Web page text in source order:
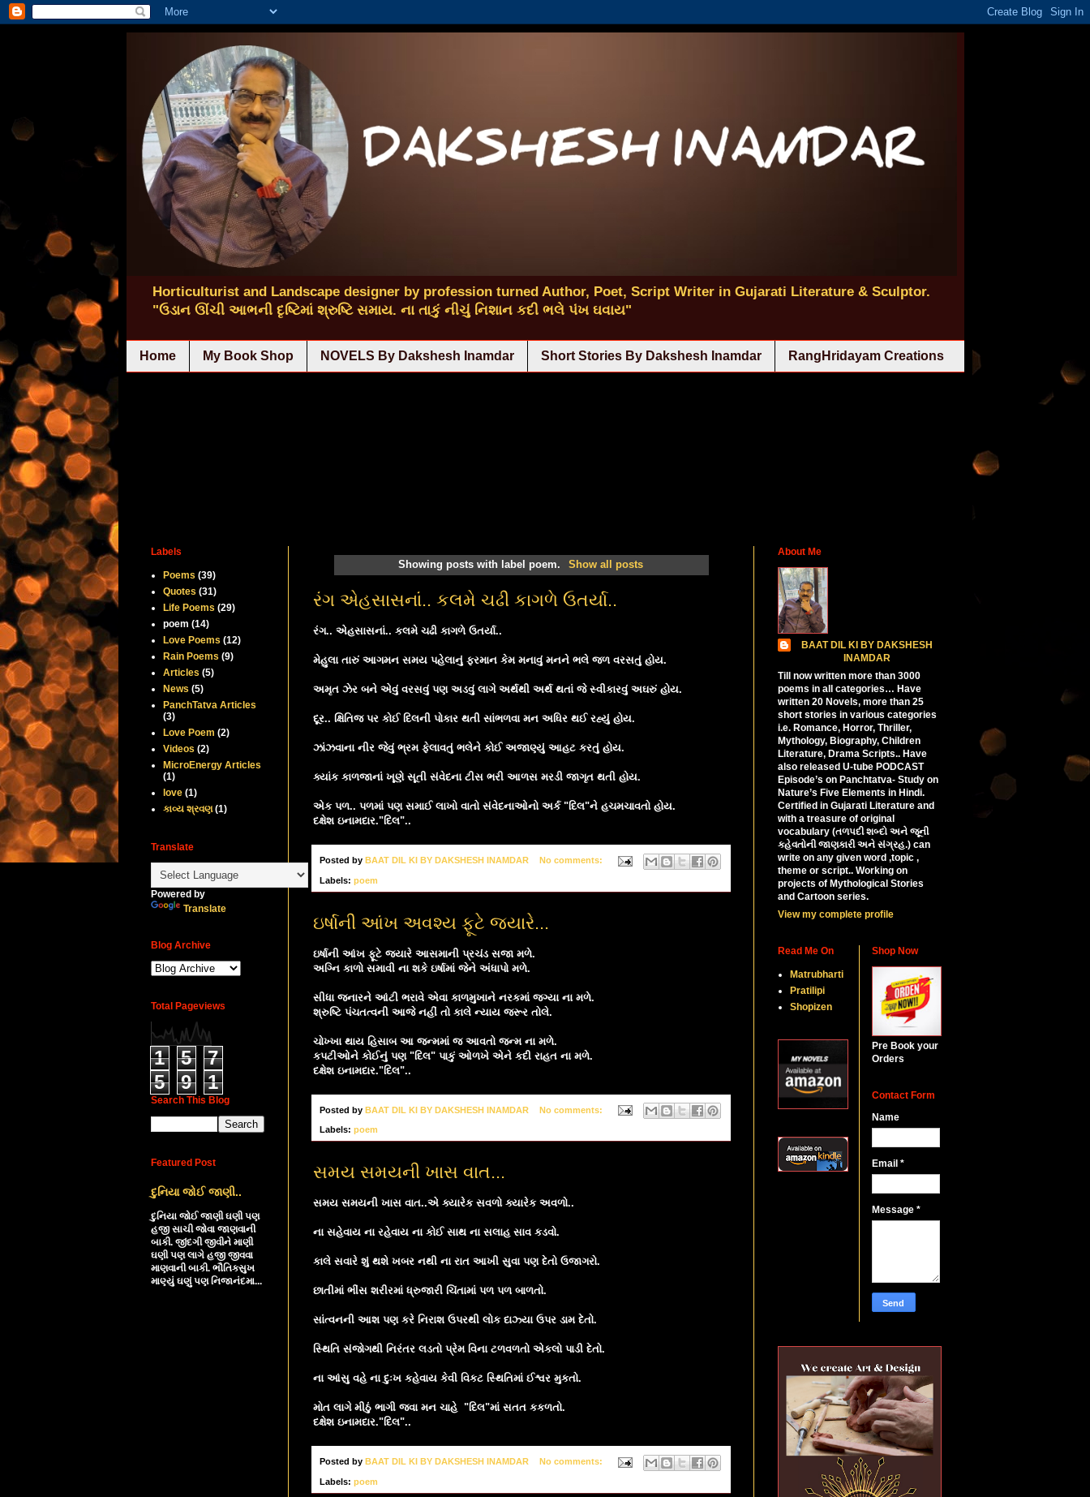
Horticulturist and Landscape designer by profession turned Author, Poet, Script Writer in Gujarati Literature & Sculptor.
"ઉડાન ઊંચી આભની દૃષ્ટિમાં શ્રુષ્ટિ સમાય. ના તાકું નીચું નિશાન કદી ભલે પંખ ઘવાય"
Home My Book Shop NOVELS By Dakshesh Inamdar Short Stories By Dakshesh Inamdar RangHridayam Creations
Showing posts with label poem. Show all posts
રંગ એહસાસનાં.. કલમે ચઢી કાગળે ઉતર્યા..
રંગ.. એહસાસનાં.. કલમે ચઢી કાગળે ઉતર્યા..
મેહુલા તારું આગમન સમય પહેલાનું ફરમાન કેમ મનાવું મનને ભલે જળ વરસતું હોય.
અમૃત ઝેર બને એવું વરસવું પણ અડવું લાગે અર્થથી અર્થ થતાં જે સ્વીકારવું અઘરું હોય.
દૂર.. ક્ષિતિજ પર કોઈ દિલની પોકાર થતી સાંભળવા મન અધિર થઈ રહ્યું હોય.
ઝાંઝવાના નીર જેવું ભ્રમ ફેલાવતું ભલેને કોઈ અજાણ્યું આહટ કરતું હોય.
ક્યાંક કાળજાનાં ખૂણે સૂતી સંવેદના ટીસ ભરી આળસ મરડી જાગૃત થતી હોય.
એક પળ.. પળમાં પણ સમાઈ લાખો વાતો સંવેદનાઓનો અર્ક "દિલ"ને હચમચાવતો હોય.
દક્ષેશ ઇનામદાર."દિલ"..
Posted by BAAT DIL KI BY DAKSHESH INAMDAR No comments:
Labels: poem
ઇર્ષાની આંખ અવશ્ય ફૂટે જ્યારે...
ઇર્ષાની આંખ ફૂટે જ્યારે આસમાની પ્રચંડ સજા મળે.
અગ્નિ કાળો સમાવી ના શકે ઇર્ષામાં જેને અંધાપો મળે.
સીધા જનારને આંટી ભરાવે એવા કાળમુખાને નરકમાં જગ્યા ના મળે.
શ્રુષ્ટિ પંચતત્વની આજે નહીં તો કાલે ન્યાય જરૂર તોલે.
ચોખ્ખા થાય હિસાબ આ જન્મમાં જ આવતો જન્મ ના મળે.
કપટીઓને કોઈનું પણ "દિલ" પાકું ઓળખે એને કદી રાહત ના મળે.
દક્ષેશ ઇનામદાર."દિલ"..
Posted by BAAT DIL KI BY DAKSHESH INAMDAR No comments:
Labels: poem
સમય સમયની ખાસ વાત...
સમય સમયની ખાસ વાત..એ ક્યારેક સવળો ક્યારેક અવળો..
ના સહેવાય ના રહેવાય ના કોઈ સાથ ના સલાહ સાવ કડવો.
કાલે સવારે શું થશે ખબર નથી ના રાત આખી સુવા પણ દેતો ઉજાગરો.
છાતીમાં ભીંસ શરીરમાં ધ્રુજારી ચિંતામાં પળ પળ બાળતો.
સાંત્વનની આશ પણ કરે નિરાશ ઉપરથી લોક દાઝ્યા ઉપર ડામ દેતો.
સ્થિતિ સંજોગથી નિરંતર લડતો પ્રેમ વિના ટળવળતો એકલો પાડી દેતો.
ના આંસુ વહે ના દુઃખ કહેવાય કેવી વિકટ સ્થિતિમાં ઈશ્વર મુકતો.
મોત લાગે મીઠું ભાગી જવા મન ચાહે "દિલ"માં સતત કકળતો.
દક્ષેશ ઇનામદાર."દિલ"..
Posted by BAAT DIL KI BY DAKSHESH INAMDAR No comments:
Labels: poem
Labels
Poems (39)
Quotes (31)
Life Poems (29)
poem (14)
Love Poems (12)
Rain Poems (9)
Articles (5)
News (5)
PanchTatva Articles
(3)
Love Poem (2)
Videos (2)
MicroEnergy Articles
(1)
love (1)
કાવ્ય શ્રવણ (1)
Translate
Powered by
Translate
Blog Archive
Total Pageviews
1 5
7
5
9 1
Search This Blog
Featured Post
દુનિયા જોઈ જાણી..
દુનિયા જોઈ જાણી ઘણી પણ
હજી સાચી જોવા જાણવાની
બાકી. જીંદગી જીવીને માણી
ઘણી પણ લાગે હજી જીવવા
માણવાની બાકી. ભૌતિકસુખ
માણ્યું ઘણું પણ નિજાનંદમા...
About Me
BAAT DIL KI BY DAKSHESH
INAMDAR
Till now written more than 3000
poems in all categories… Have
written 20 Novels, more than 25
short stories in various categories
i.e. Romance, Horror, Thriller,
Mythology, Biography, Children
Literature, Drama Scripts.. Have
also released U-tube PODCAST
Episode’s on Panchtatva- Study on
Nature’s Five Elements in Hindi.
Certified in Gujarati Literature and
with a treasure of original
vocabulary (તળપદી શબ્દો અને જૂની
કહેવતોની જાણકારી અને સંગ્રહ.) can
write on any given word ,topic ,
theme or script.. Working on
projects of Mythological Stories
and Cartoon series.
View my complete profile
Read Me On
Matrubharti
Pratilipi
Shopizen
Shop Now
Pre Book your
Orders
Contact Form
Name
Email *
Message *